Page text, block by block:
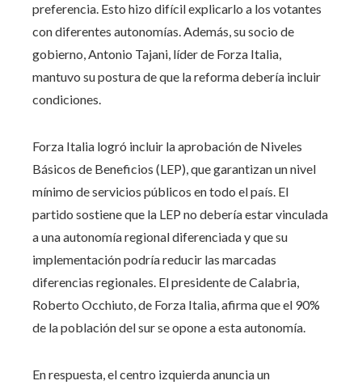
preferencia. Esto hizo difícil explicarlo a los votantes
con diferentes autonomías. Además, su socio de
gobierno, Antonio Tajani, líder de Forza Italia,
mantuvo su postura de que la reforma debería incluir
condiciones.
Forza Italia logró incluir la aprobación de Niveles
Básicos de Beneficios (LEP), que garantizan un nivel
mínimo de servicios públicos en todo el país. El
partido sostiene que la LEP no debería estar vinculada
a una autonomía regional diferenciada y que su
implementación podría reducir las marcadas
diferencias regionales. El presidente de Calabria,
Roberto Occhiuto, de Forza Italia, afirma que el 90%
de la población del sur se opone a esta autonomía.
En respuesta, el centro izquierda anuncia un